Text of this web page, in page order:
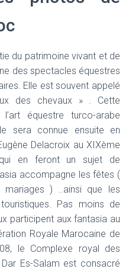
du patrimoine vivant et de
des spectacles équestres
Elle est souvent appelé
des chevaux » . Cette
équestre turco-arabe
sera connue ensuite en
Delacroix au XIXème
en feront un sujet de
accompagne les fêtes (
mariages ) ..ainsi que les
Pas moins de
participent aux fantasia au
Royale Marocaine de
le Complexe royal des
Es-Salam est consacré